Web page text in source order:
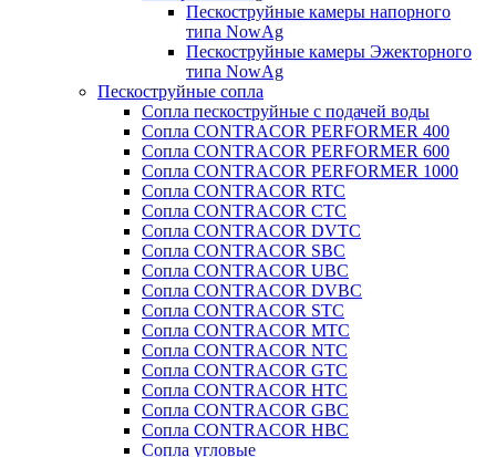
Пескоструйные камеры напорного
типа NowAg
Пескоструйные камеры Эжекторного
типа NowAg
Пескоструйные сопла
Сопла пескоструйные с подачей воды
Сопла CONTRACOR PERFORMER 400
Сопла CONTRACOR PERFORMER 600
Сопла CONTRACOR PERFORMER 1000
Сопла CONTRACOR RTC
Сопла CONTRACOR CTC
Сопла CONTRACOR DVTC
Сопла CONTRACOR SBC
Сопла CONTRACOR UBC
Сопла CONTRACOR DVBC
Сопла CONTRACOR STC
Сопла CONTRACOR MTC
Сопла CONTRACOR NTC
Сопла CONTRACOR GTC
Сопла CONTRACOR HTC
Сопла CONTRACOR GBC
Сопла CONTRACOR HBC
Сопла угловые